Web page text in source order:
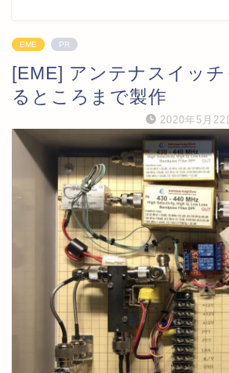
EME PR
[EME] アンテナスイッチ
るところまで製作
2020年5月22